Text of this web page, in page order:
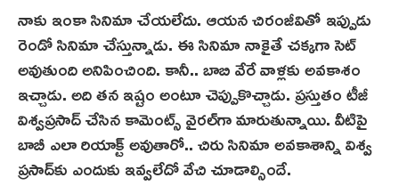
నాకు ఇంకా సినిమా చేయలేదు. ఆయన చిరంజీవితో ఇప్పుడు
రెండో సినిమా చేస్తున్నాడు. ఈ సినిమా నాకైతే చక్కగా సెట్
అవుతుంది అనిపించింది. కానీ.. బాబి వేరే వాళ్లకు అవకాశం
ఇచ్చాడు. అది తన ఇష్టం అంటూ చెప్పుకొచ్చాడు. ప్రస్తుతం టీజీ
విశ్వప్రసాద్ చేసిన కామెంట్స్ వైరల్‌గా మారుతున్నాయి. వీటిపై
బాబీ ఎలా రియాక్ట్ అవుతారో.. చిరు సినిమా అవకాశాన్ని విశ్వ
ప్రసాద్‌కు ఎందుకు ఇవ్వలేదో వేచి చూడాల్సిందే.